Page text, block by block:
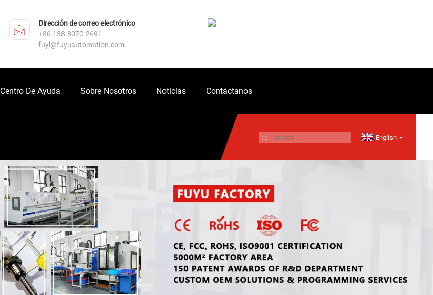
Dirección de correo electrónico
+86-138-8070-2691
fuyl@fuyuautomation.com
Centro De Ayuda Sobre Nosotros Noticias Contáctanos
English